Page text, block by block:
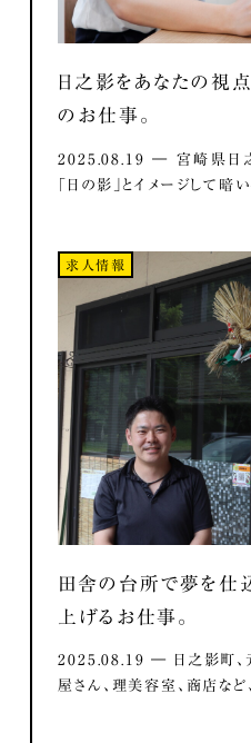
日之影をあなたの視
のお仕事。
2025.08.19 ― 宮崎県日
「日の影」とイメージして暗
求人情報
田舎の台所で夢を仕
上げるお仕事。
2025.08.19 ― 日之影町、
屋さん、理美容室、商店など